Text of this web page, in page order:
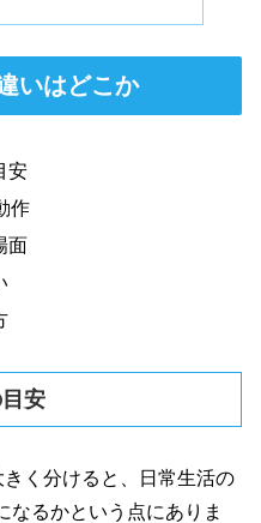
いはどこか
安
作
面
安
く分けると、日常生活の
なるかという点にありま